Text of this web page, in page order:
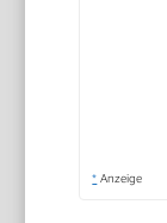
* Anzeige